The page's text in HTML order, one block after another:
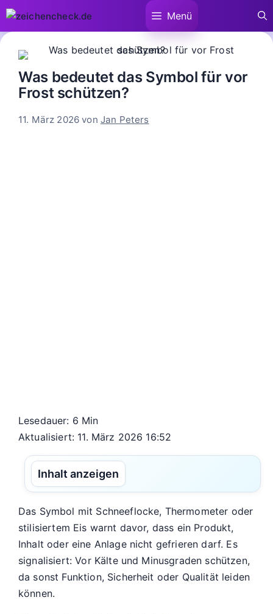
Zum
springen
Menü
Was bedeutet das Symbol für vor
Frost schützen?
11. März 2026 von Jan Peters
Lesedauer: 6 Min
Aktualisiert: 11. März 2026 16:52
Inhalt anzeigen
Das Symbol mit Schneeflocke, Thermometer oder
stilisiertem Eis warnt davor, dass ein Produkt,
Inhalt oder eine Anlage nicht gefrieren darf. Es
signalisiert: Vor Kälte und Minusgraden schützen,
da sonst Funktion, Sicherheit oder Qualität leiden
können.